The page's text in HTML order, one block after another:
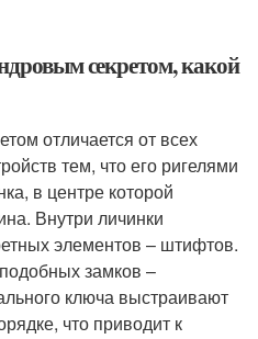
секретом, какой
отличается от всех
тем, что его ригелями
в центре которой
Внутри личинки
элементов – штифтов.
замков –
ключа выстраивают
что приводит к